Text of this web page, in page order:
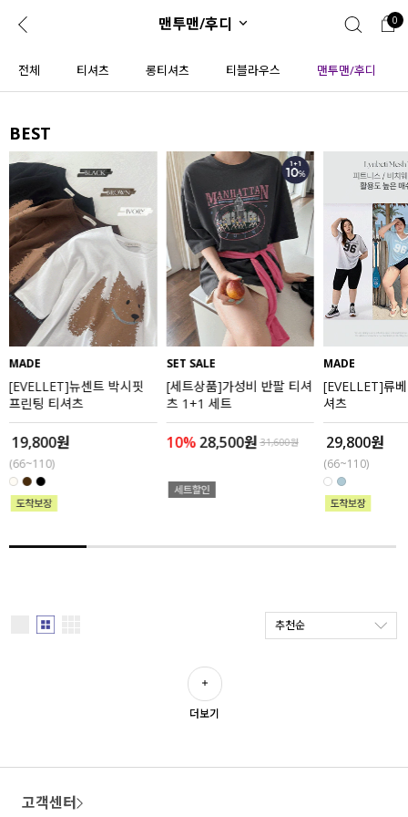
로그인 0
ENG
JP
플러스핏 회원혜택
CATEGORY COMMUNITY
도착보장⚡
인플루언서 pick!
신상 5%
베스트
MADE
세트할인 ~30%
하객룩
원피스
니트
ALL
익스클루시브
아우터
니트
블라우스
액티브웨어
ACC
맨투맨/후디 0
전체 티셔츠 롱티셔츠 티블라우스 맨투맨/후디
BEST
MADE
[EVELLET]뉴센트 박시핏
프린팅 티셔츠
19,800원
(66~110)
SET SALE
[세트상품]가성비 반팔 티셔
츠 1+1 세트
10%28,500원 31,600원
MADE
[EVELLET]류
셔츠
29,800원
(66~110)
추천순
더보기
고객센터